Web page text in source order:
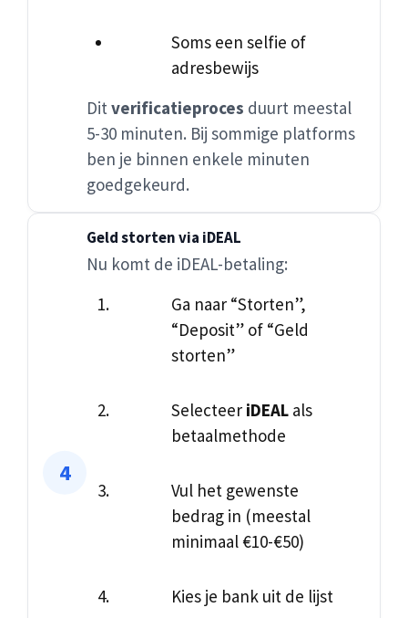
Soms een selfie of
adresbewijs
Ditverificatieproces duurt meestal
5-30 minuten. Bij sommige platforms
ben je binnen enkele minuten
goedgekeurd.
Geld storten via iDEAL
Nu komt de iDEAL-betaling:
Ga naar “Storten”,
“Deposit” of “Geld
storten”
Selecteer iDEALals
betaalmethode
Vul het gewenste
bedrag in (meestal
minimaal €10-€50)
Kies je bank uit de lijst